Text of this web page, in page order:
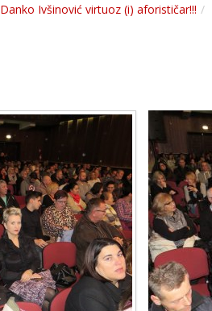
Danko Ivšinović virtuoz (i) aforističar!!!